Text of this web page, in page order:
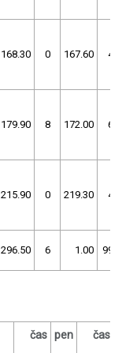
168.30 0 167.60 4
179.90 8 172.00 6
215.90 0 219.30 4
296.50 6 1.00 999
čas pen čas